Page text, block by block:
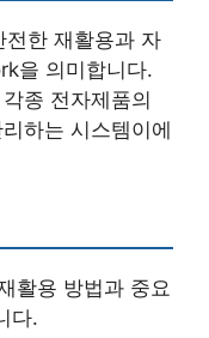
한 재활용과 자
을 의미합니다.
종 전자제품의
하는 시스템이에
활용 방법과 중요
다.